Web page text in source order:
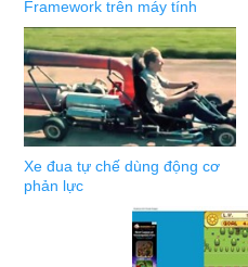
Framework trên máy tính
Xe đua tự chế dùng động cơ
phản lực